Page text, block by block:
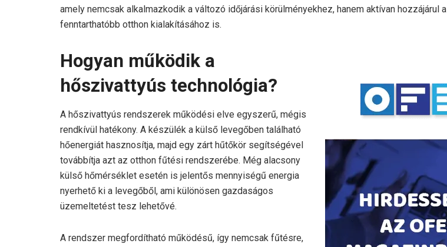
amely nemcsak alkalmazkodik a változó időjárási körülményekhez, hanem aktívan hozzájárul a
fenntarthatóbb otthon kialakításához is.
Hogyan működik a
hőszivattyús technológia?
A hőszivattyús rendszerek működési elve egyszerű, mégis
rendkívül hatékony. A készülék a külső levegőben található
hőenergiát hasznosítja, majd egy zárt hűtőkör segítségével
továbbítja azt az otthon fűtési rendszerébe. Még alacsony
külső hőmérséklet esetén is jelentős mennyiségű energia
nyerhető ki a levegőből, ami különösen gazdaságos
üzemeltetést tesz lehetővé.
A rendszer megfordítható működésű, így nemcsak fűtésre,